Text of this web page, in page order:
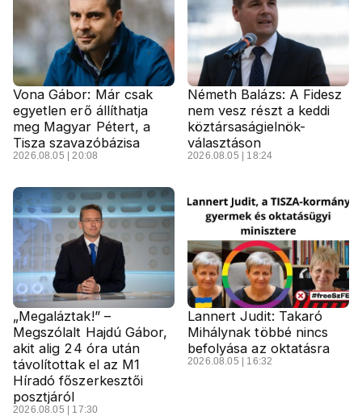
Vona Gábor: Már csak
egyetlen erő állíthatja
meg Magyar Pétert, a
Tisza szavazóbázisa
2026.08.05 | 20:08
Németh Balázs: A Fidesz
nem vesz részt a keddi
köztársaságielnök-
választáson
2026.08.05 | 18:24
„Megaláztak!” –
Megszólalt Hajdú Gábor,
akit alig 24 óra után
távolítottak el az M1
Híradó főszerkesztői
posztjáról
2026.08.05 | 17:30
Lannert Judit: Takaró
Mihálynak többé nincs
befolyása az oktatásra
2026.08.05 | 16:32